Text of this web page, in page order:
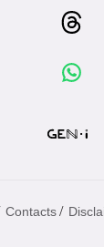
Contacts /